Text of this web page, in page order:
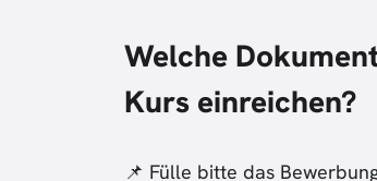
Welche
Kurs einreichen?
📌 Fülle bitte das